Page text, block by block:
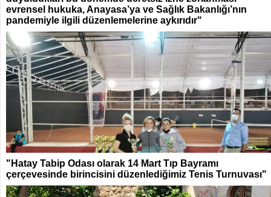
evrensel hukuka, Anayasa’ya ve Sağlık Bakanlığı’nın
pandemiyle ilgili düzenlemelerine aykırıdır"
"Hatay Tabip Odası olarak 14 Mart Tıp Bayramı
çerçevesinde birincisini düzenlediğimiz Tenis Turnuvası"